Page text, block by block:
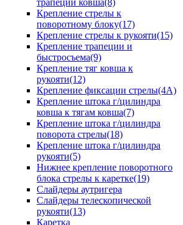
трапеции ковша(8)
Крепление стрелы к
поворотному блоку(17)
Крепление стрелы к рукояти(15)
Крепление трапеции и
быстросъема(9)
Крепление тяг ковша к
рукояти(12)
Крепление фиксации стрелы(4A)
Крепление штока г/цилиндра
ковша к тягам ковша(7)
Крепление штока г/цилиндра
поворота стрелы(18)
Крепление штока г/цилиндра
рукояти(5)
Нижнее крепление поворотного
блока стрелы к каретке(19)
Слайдеры аутригера
Слайдеры телескопической
рукояти(13)
Каретка